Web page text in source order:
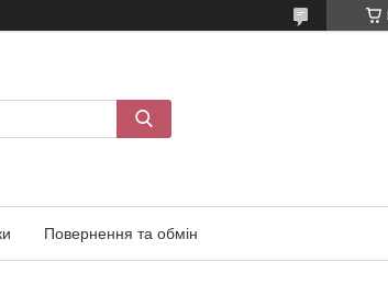
Повернення та обмін